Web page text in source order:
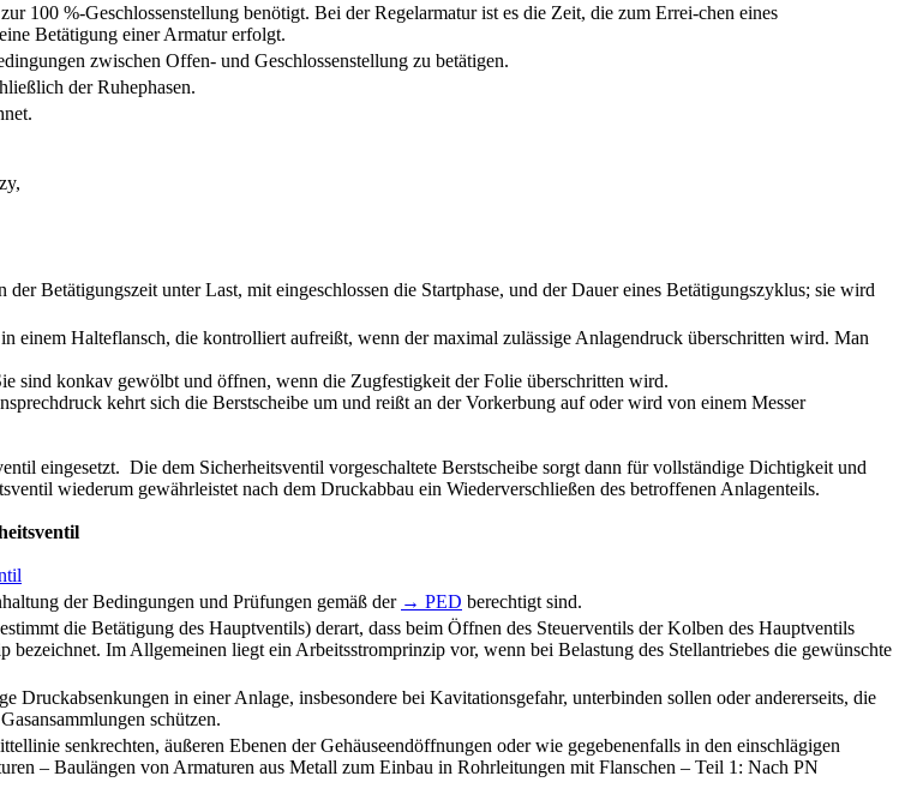
100 %-Geschlossenstellung benötigt. Bei der Regelarmatur ist es die Zeit, die zum Errei-chen eines
Betätigung einer Armatur erfolgt.
zwischen Offen- und Geschlossenstellung zu betätigen.
der Ruhephasen.
Betätigungszeit unter Last, mit eingeschlossen die Startphase, und der Dauer eines Betätigungszyklus; sie wird
einem Halteflansch, die kontrolliert aufreißt, wenn der maximal zulässige Anlagendruck überschritten wird. Man
sind konkav gewölbt und öffnen, wenn die Zugfestigkeit der Folie überschritten wird.
kehrt sich die Berstscheibe um und reißt an der Vorkerbung auf oder wird von einem Messer
eingesetzt. Die dem Sicherheitsventil vorgeschaltete Berstscheibe sorgt dann für vollständige Dichtigkeit und
wiederum gewährleistet nach dem Druckabbau ein Wiederverschließen des betroffenen Anlagenteils.
der Bedingungen und Prüfungen gemäß der → PED berechtigt sind.
die Betätigung des Hauptventils) derart, dass beim Öffnen des Steuerventils der Kolben des Hauptventils
Im Allgemeinen liegt ein Arbeitsstromprinzip vor, wenn bei Belastung des Stellantriebes die gewünschte
Druckabsenkungen in einer Anlage, insbesondere bei Kavitationsgefahr, unterbinden sollen oder andererseits, die
schützen.
senkrechten, äußeren Ebenen der Gehäuseendöffnungen oder wie gegebenenfalls in den einschlägigen
– Baulängen von Armaturen aus Metall zum Einbau in Rohrleitungen mit Flanschen – Teil 1: Nach PN